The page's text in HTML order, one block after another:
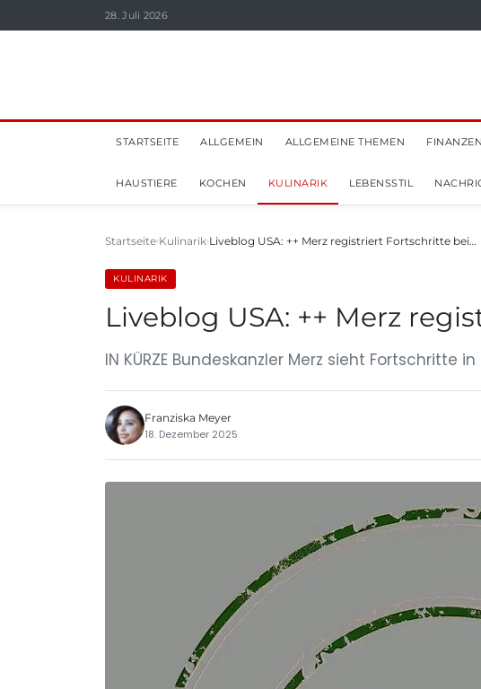
28. Juli 2026
STARTSEITE ALLGEMEIN ALLGEMEINE THEMEN
HAUSTIERE KOCHEN KULINARIK LEBENSSTIL
Startseite Kulinarik Liveblog USA: ++ Merz registriert Fortschritte bei…
KULINARIK
Liveblog USA: ++ Merz
IN KÜRZE Bundeskanzler Merz sieht
Franziska Meyer
18. Dezember 2025